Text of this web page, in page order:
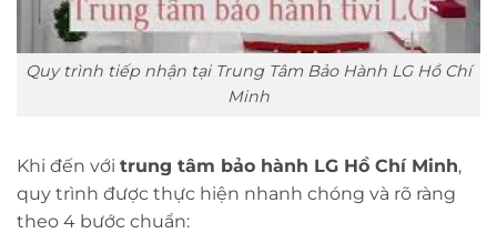
Quy trình tiếp nhận tại Trung Tâm Bảo Hành LG Hồ Chí
Minh
Khi đến với trung tâm bảo hành LG Hồ Chí Minh,
quy trình được thực hiện nhanh chóng và rõ ràng
theo 4 bước chuẩn: